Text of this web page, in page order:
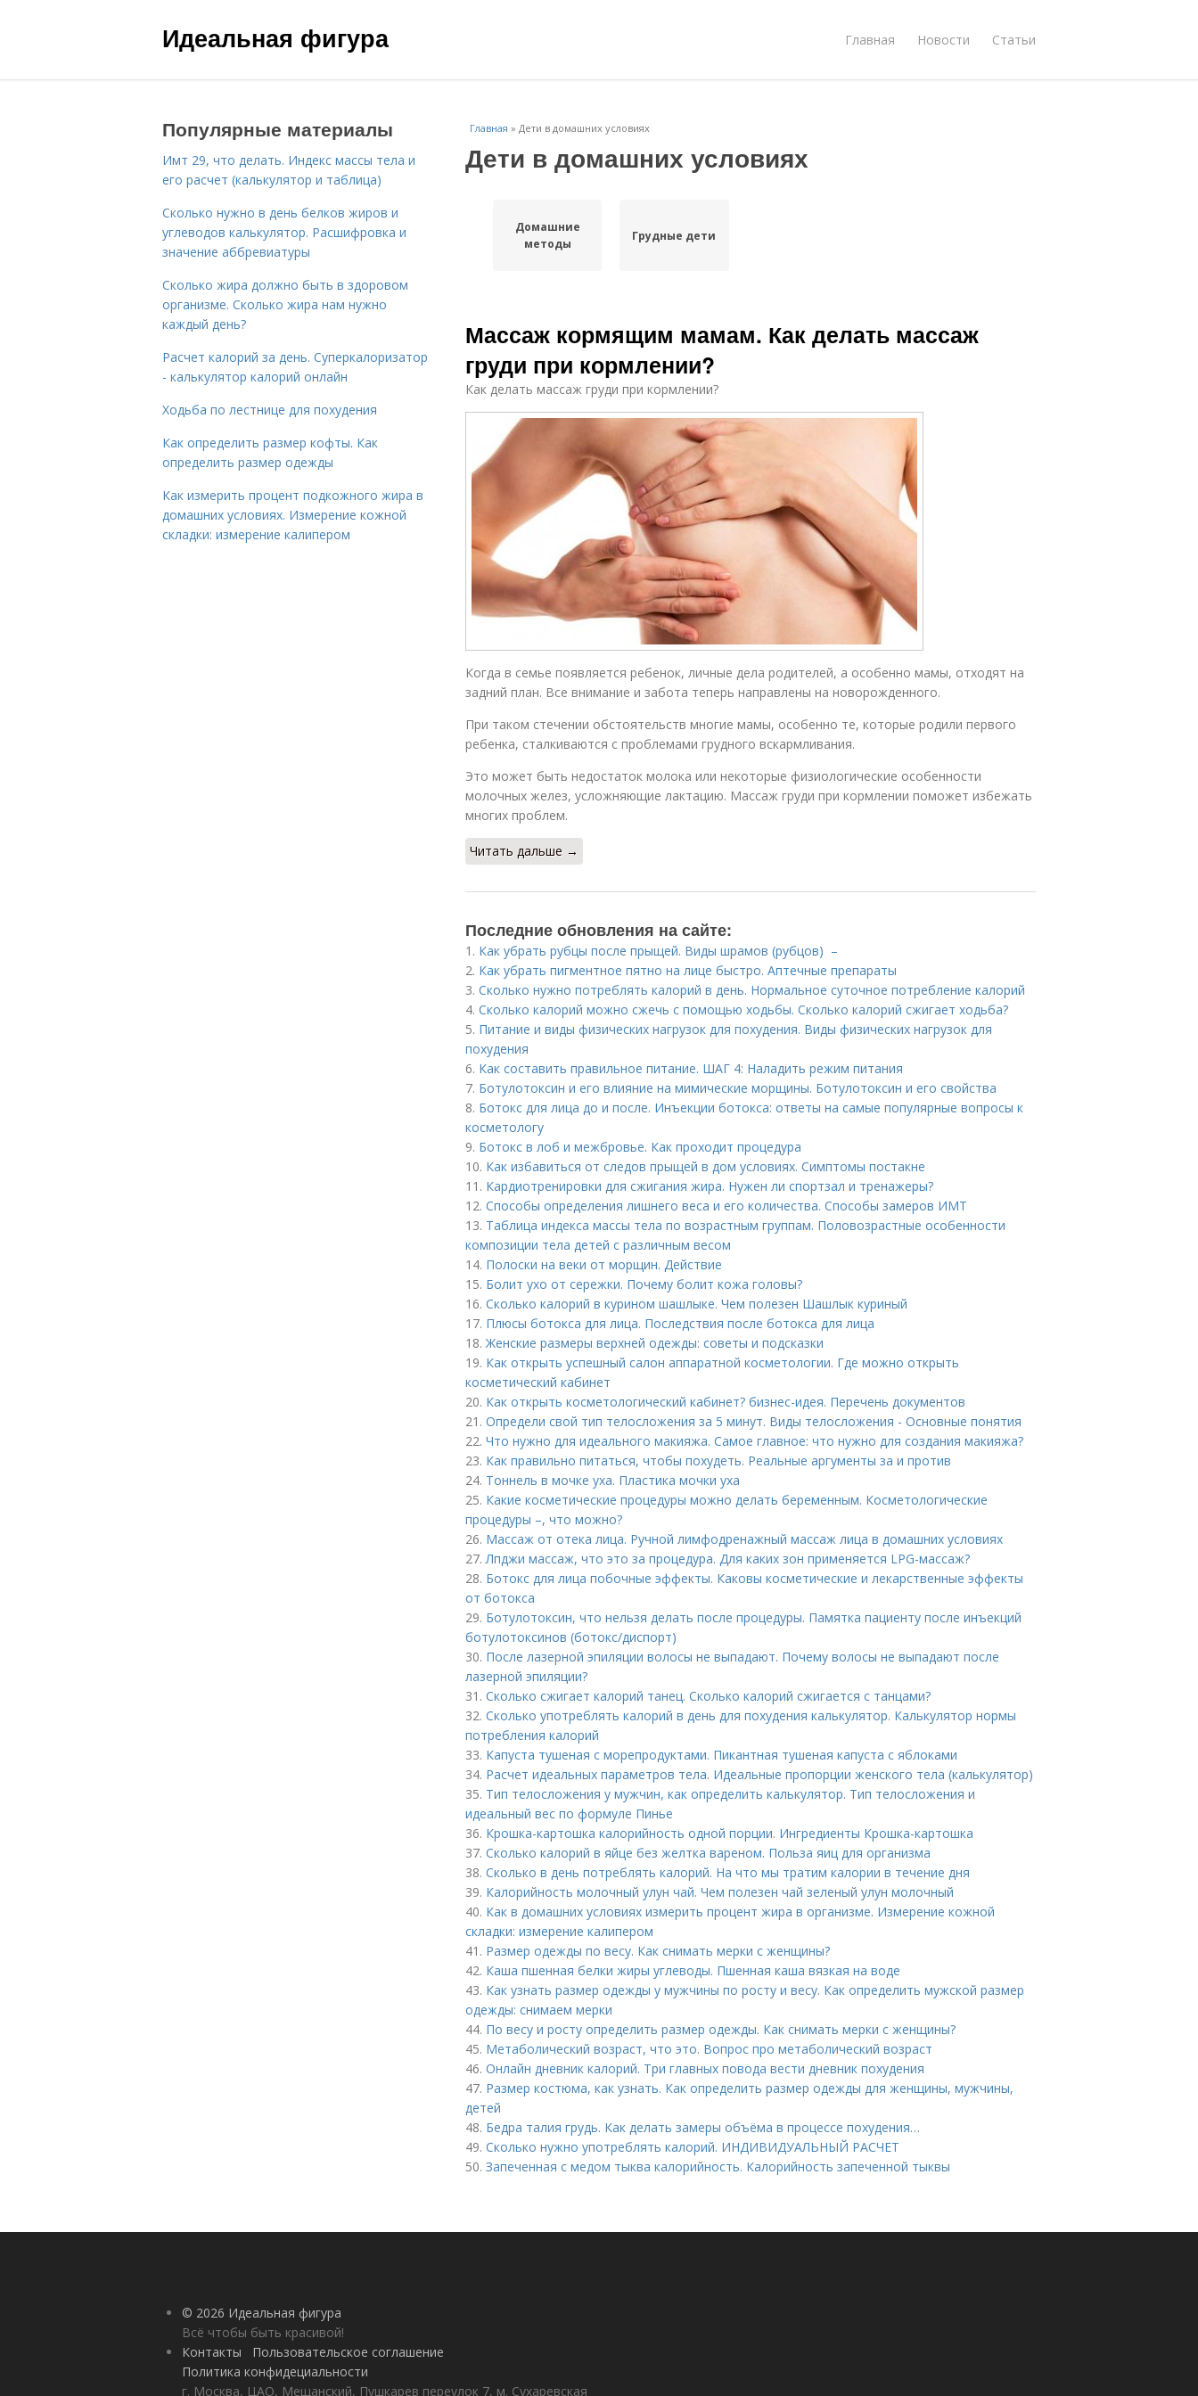
Идеальная фигура Главная Новости Статьи
Главная » Дети в домашних условиях
Дети в домашних условиях
Домашние
методы
Грудные дети
Массаж кормящим мамам. Как делать массаж
груди при кормлении?
Как делать массаж груди при кормлении?
Когда в семье появляется ребенок, личные дела родителей, а особенно мамы, отходят на
задний план. Все внимание и забота теперь направлены на новорожденного.
При таком стечении обстоятельств многие мамы, особенно те, которые родили первого
ребенка, сталкиваются с проблемами грудного вскармливания.
Это может быть недостаток молока или некоторые физиологические особенности
молочных желез, усложняющие лактацию. Массаж груди при кормлении поможет избежать
многих проблем.
Читать дальше →
Последние обновления на сайте:
1. Как убрать рубцы после прыщей. Виды шрамов (рубцов) –
2. Как убрать пигментное пятно на лице быстро. Аптечные препараты
3. Сколько нужно потреблять калорий в день. Нормальное суточное потребление калорий
4. Сколько калорий можно сжечь с помощью ходьбы. Сколько калорий сжигает ходьба?
5. Питание и виды физических нагрузок для похудения. Виды физических нагрузок для
похудения
6. Как составить правильное питание. ШАГ 4: Наладить режим питания
7. Ботулотоксин и его влияние на мимические морщины. Ботулотоксин и его свойства
8. Ботокс для лица до и после. Инъекции ботокса: ответы на самые популярные вопросы к
косметологу
9. Ботокс в лоб и межбровье. Как проходит процедура
10. Как избавиться от следов прыщей в дом условиях. Симптомы постакне
11. Кардиотренировки для сжигания жира. Нужен ли спортзал и тренажеры?
12. Способы определения лишнего веса и его количества. Способы замеров ИМТ
13. Таблица индекса массы тела по возрастным группам. Половозрастные особенности
композиции тела детей с различным весом
14. Полоски на веки от морщин. Действие
15. Болит ухо от сережки. Почему болит кожа головы?
16. Сколько калорий в курином шашлыке. Чем полезен Шашлык куриный
17. Плюсы ботокса для лица. Последствия после ботокса для лица
18.Женские размеры верхней одежды: советы и подсказки
19. Как открыть успешный салон аппаратной косметологии. Где можно открыть
косметический кабинет
20. Как открыть косметологический кабинет? бизнес-идея. Перечень документов
21. Определи свой тип телосложения за 5 минут. Виды телосложения - Основные понятия
22. Что нужно для идеального макияжа. Самое главное: что нужно для создания макияжа?
23. Как правильно питаться, чтобы похудеть. Реальные аргументы за и против
24. Тоннель в мочке уха. Пластика мочки уха
25. Какие косметические процедуры можно делать беременным. Косметологические
процедуры –, что можно?
26. Массаж от отека лица. Ручной лимфодренажный массаж лица в домашних условиях
27.Лпджи массаж, что это за процедура. Для каких зон применяется LPG-массаж?
28. Ботокс для лица побочные эффекты. Каковы косметические и лекарственные эффекты
от ботокса
29. Ботулотоксин, что нельзя делать после процедуры. Памятка пациенту после инъекций
ботулотоксинов (ботокс/диспорт)
30. После лазерной эпиляции волосы не выпадают. Почему волосы не выпадают после
лазерной эпиляции?
31. Сколько сжигает калорий танец. Сколько калорий сжигается с танцами?
32. Сколько употреблять калорий в день для похудения калькулятор. Калькулятор нормы
потребления калорий
33. Капуста тушеная с морепродуктами. Пикантная тушеная капуста с яблоками
34. Расчет идеальных параметров тела. Идеальные пропорции женского тела (калькулятор)
35. Тип телосложения у мужчин, как определить калькулятор. Тип телосложения и
идеальный вес по формуле Пинье
36. Крошка-картошка калорийность одной порции. Ингредиенты Крошка-картошка
37. Сколько калорий в яйце без желтка вареном. Польза яиц для организма
38. Сколько в день потреблять калорий. На что мы тратим калории в течение дня
39. Калорийность молочный улун чай. Чем полезен чай зеленый улун молочный
40. Как в домашних условиях измерить процент жира в организме. Измерение кожной
складки: измерение калипером
41. Размер одежды по весу. Как снимать мерки с женщины?
42. Каша пшенная белки жиры углеводы. Пшенная каша вязкая на воде
43. Как узнать размер одежды у мужчины по росту и весу. Как определить мужской размер
одежды: снимаем мерки
44. По весу и росту определить размер одежды. Как снимать мерки с женщины?
45. Метаболический возраст, что это. Вопрос про метаболический возраст
46. Онлайн дневник калорий. Три главных повода вести дневник похудения
47. Размер костюма, как узнать. Как определить размер одежды для женщины, мужчины,
детей
48. Бедра талия грудь. Как делать замеры объёма в процессе похудения…
49. Сколько нужно употреблять калорий. ИНДИВИДУАЛЬНЫЙ РАСЧЕТ
50. Запеченная с медом тыква калорийность. Калорийность запеченной тыквы
Популярные материалы
Имт 29, что делать. Индекс массы тела и
его расчет (калькулятор и таблица)
Сколько нужно в день белков жиров и
углеводов калькулятор. Расшифровка и
значение аббревиатуры
Сколько жира должно быть в здоровом
организме. Сколько жира нам нужно
каждый день?
Расчет калорий за день. Суперкалоризатор
- калькулятор калорий онлайн
Ходьба по лестнице для похудения
Как определить размер кофты. Как
определить размер одежды
Как измерить процент подкожного жира в
домашних условиях. Измерение кожной
складки: измерение калипером
© 2026 Идеальная фигура
Всё чтобы быть красивой!
Контакты
Пользовательское соглашение
Политика конфидециальности
г. Москва, ЦАО, Мещанский, Пушкарев переулок 7, м. Сухаревская